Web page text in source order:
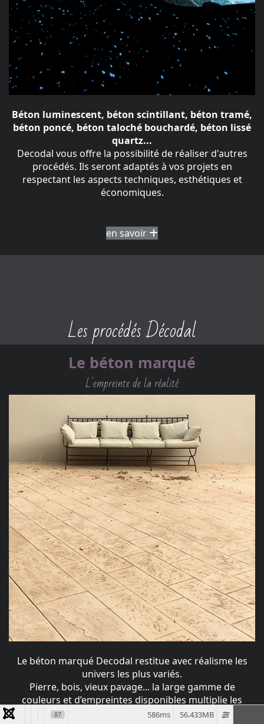
Béton luminescent, béton scintillant, béton tramé,
béton poncé, béton taloché bouchardé, béton lissé
quartz...
Decodal vous offre la possibilité de réaliser d'autres
procédés. Ils seront adaptés à vos projets en
respectant les aspects techniques, esthétiques et
économiques.
en savoir
Les procédés Décodal
Le béton marqué
L'empreinte de la réalité
Le béton marqué Decodal restitue avec réalisme les
univers les plus variés.
Pierre, bois, vieux pavage... la large gamme de
couleurs et d’empreintes disponibles multiplie les
possibilités de création. C’est la rencontre de
87 56.433MB
586ms